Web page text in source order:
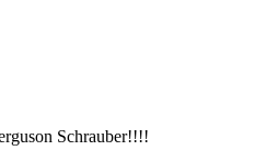
Schrauber!!!!